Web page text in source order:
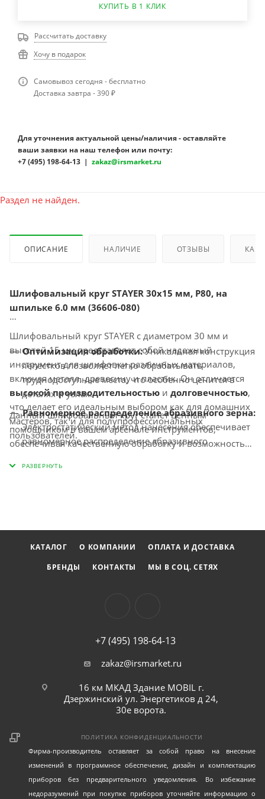
КУПИТЬ В 1 КЛИК
Рассчитать доставку
Хочу в подарок
Самовывоз сегодня - бесплатно
Доставка завтра - 390 ₽
Для уточнения актуальной цены/наличия - оставляйте
ваши заявки на наш телефон или почту:
+7 (495) 198-64-13 | zakaz@irsmarket.ru
Раздел не найден.
ОПИСАНИЕ НАЛИЧИЕ ОТЗЫВЫ КАК
Шлифовальный круг STAYER 30x15 мм, P80, на
шпильке 6.0 мм (36606-080)
Шлифовальный круг STAYER с диаметром 30 мм и
высотой 15 мм представляет собой надежный
инструмент для шлифовки различных материалов,
включая металл, древесину и пластик. Он отличается
высокой производительностью и долговечностью,
что делает его идеальным выбором как для домашних
мастеров, так и для полупрофессиональных
пользователей.
Оптимизация обработки:Уникальная конструкция
лепестков позволяет легко обрабатывать
труднодоступные места, что особенно ценится в
деталях и узлах.
Равномерное распределение абразивного зерна:
Электростатический метод нанесения обеспечивает
равномерное распределение абразивного
качество шлифовки.
значительно расширяет возможности применения.
Универсальность:Подходит для работы с
разнообразными материалами, включая металл,
Зернистость: P80
Высота рабочего лепестка: 15 мм
Максимальная частота вращения: 25500 об/мин
Диаметр шпильки: 6 мм
тканевой основой
Данный шлифовальный круг станет ценным
помощником в вашем арсенале инструментов,
обеспечивая качественную обработку и возможность
КАТАЛОГ О КОМПАНИИ
ОПЛАТА И ДОСТАВКА
БРЕНДЫ
КОНТАКТЫ МЫ В СОЦ. СЕТЯХ
+7 (495) 198-64-13
zakaz@irsmarket.ru
16 км МКАД Здание MOBIL г.
Дзержинский ул. Энергетиков д 24,
30е ворота.
ПОЛИТИКА КОНФИДЕНЦИАЛЬНОСТИ
Фирма-производитель оставляет за собой право на внесение
изменений в программное обеспечение, дизайн и комплектацию
приборов без предварительного уведомления. Во избежание
недоразумений при покупке приборов уточняйте информацию о